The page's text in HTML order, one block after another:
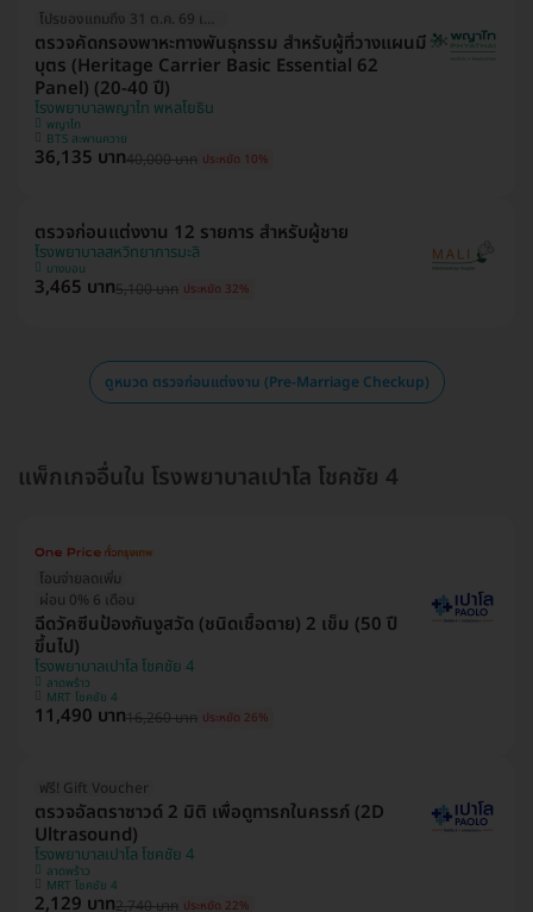
โปรของแถมถึง 31 ต.ค. 69 เท่านั้น!
ตรวจคัดกรองพาหะทางพันธุกรรม สำหรับผู้ที่วางแผนมี
บุตร (Heritage Carrier Basic Essential 62
Panel) (20-40 ปี)
โรงพยาบาลพญาไท พหลโยธิน
พญาไท
BTS สะพานควาย
36,135 บาท40,000 บาท ประหยัด 10%
ตรวจก่อนแต่งงาน 12 รายการ สำหรับผู้ชาย
โรงพยาบาลสหวิทยาการมะลิ
บางบอน
3,465 บาท5,100 บาท ประหยัด 32%
ดูหมวด ตรวจก่อนแต่งงาน (Pre-Marriage Checkup)
แพ็กเกจอื่นใน โรงพยาบาลเปาโล โชคชัย 4
โอนจ่ายลดเพิ่ม
ผ่อน 0% 6 เดือน
ฉีดวัคซีนป้องกันงูสวัด (ชนิดเชื้อตาย) 2 เข็ม (50 ปี
ขึ้นไป)
โรงพยาบาลเปาโล โชคชัย 4
ลาดพร้าว
MRT โชคชัย 4
11,490 บาท16,260 บาท ประหยัด 26%
ฟรี! Gift Voucher
ตรวจอัลตราซาวด์ 2 มิติ เพื่อดูทารกในครรภ์ (2D
Ultrasound)
โรงพยาบาลเปาโล โชคชัย 4
ลาดพร้าว
MRT โชคชัย 4
2,129 บาท2,740 บาท ประหยัด 22%